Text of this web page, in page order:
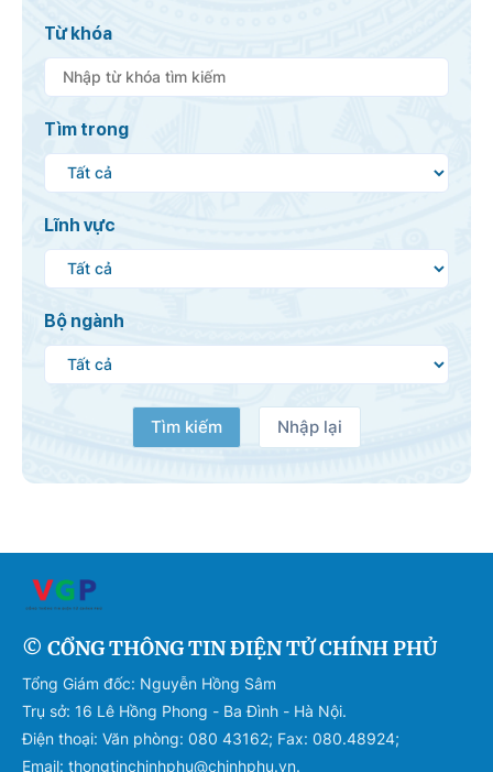
Từ khóa
Tìm trong
Lĩnh vực
Bộ ngành
Tìm kiếm Nhập lại
© CỔNG THÔNG TIN ĐIỆN TỬ CHÍNH PHỦ
Tổng Giám đốc: Nguyễn Hồng Sâm
Trụ sở: 16 Lê Hồng Phong - Ba Đình - Hà Nội.
Điện thoại: Văn phòng: 080 43162; Fax: 080.48924;
Email: thongtinchinhphu@chinhphu.vn.